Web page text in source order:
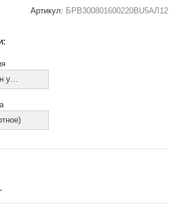
Артикул: БРВ300801600220ВU5АЛ12
терм (термоклапан установлен)